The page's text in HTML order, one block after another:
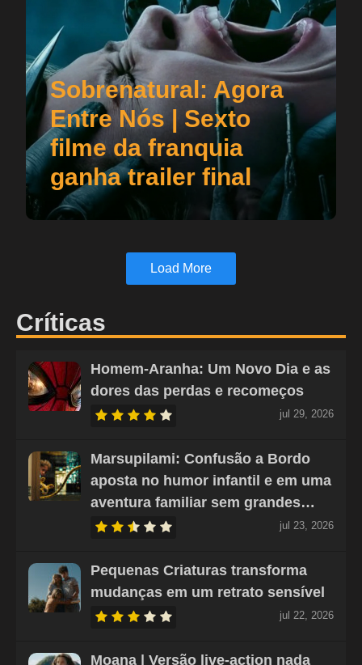
Sobrenatural: Agora
Entre Nós | Sexto
filme da franquia
ganha trailer final
Load More
Críticas
Homem-Aranha: Um Novo Dia e as
dores das perdas e recomeços
jul 29, 2026
Marsupilami: Confusão a Bordo
aposta no humor infantil e em uma
aventura familiar sem grandes…
jul 23, 2026
Pequenas Criaturas transforma
mudanças em um retrato sensível
jul 22, 2026
Moana | Versão live-action nada